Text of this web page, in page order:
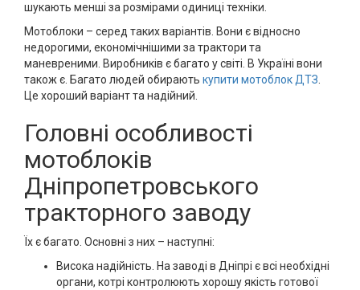
шукають менші за розмірами одиниці техніки.
Мотоблоки – серед таких варіантів. Вони є відносно
недорогими, економічнішими за трактори та
маневреними. Виробників є багато у світі. В Україні вони
також є. Багато людей обирають купити мотоблок ДТЗ
Це хороший варіант та надійний.
Головні особливості
мотоблоків
Дніпропетровського
тракторного заводу
Їх є багато. Основні з них – наступні:
Висока надійність. На заводі в Дніпрі є всі необхідні
органи, котрі контролюють хорошу якість готової